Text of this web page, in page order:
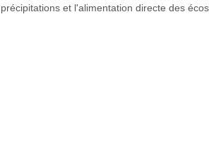
précipitations et l'alimentation directe des